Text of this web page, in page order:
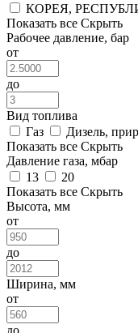
КОРЕЯ,
Показать все Скрыть
Рабочее давление, бар
от
до
Вид топлива
Газ
Дизель,
Показать все Скрыть
Давление газа, мбар
13
20
Показать все Скрыть
Высота, мм
от
до
Ширина, мм
от
до